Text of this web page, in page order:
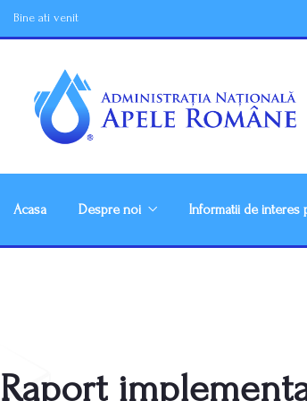
Bine ati venit
Harta Atentionare
Acasa Despre noi Informatii de interes
Raport